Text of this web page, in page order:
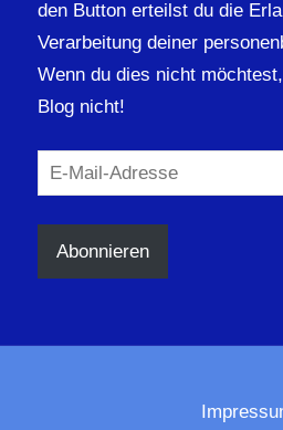
den Button erteilst du die
Verarbeitung deiner
Wenn du dies nicht
Blog nicht!
E-
Mail-
Adresse
Abonnieren